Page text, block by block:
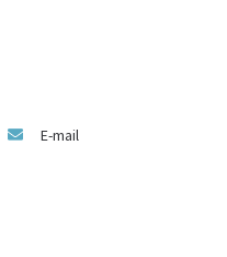
E-mail